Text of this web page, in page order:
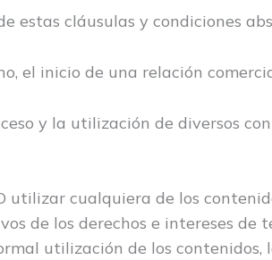
estas cláusulas y condiciones
el inicio de una relación
y la utilización de diversos
cualquiera de los
de los derechos e intereses de
utilización de los contenidos,